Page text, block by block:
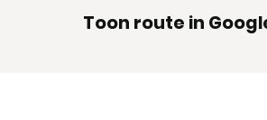
Toon route in